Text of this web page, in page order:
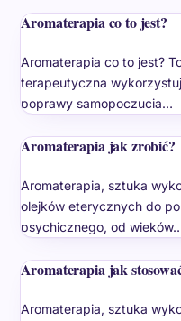
Aromaterapia co to jest?
Aromaterapia co to jest?
terapeutyczna
poprawy samopoczucia…
Aromaterapia jak zrobić?
Aromaterapia, sztuka
olejków eterycznych do
psychicznego, od
Aromaterapia jak
Aromaterapia, sztuka